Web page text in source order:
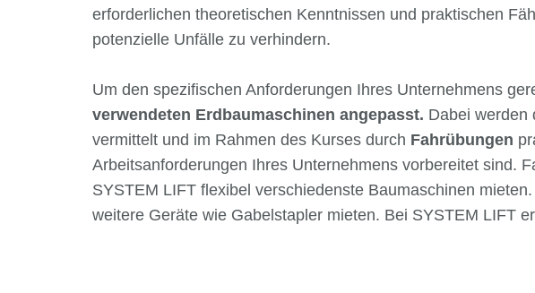
erforderlichen theoretischen Kenntnissen und praktischen
potenzielle Unfälle zu verhindern.
Um den spezifischen Anforderungen Ihres Unternehmens
verwendeten Erdbaumaschinen angepasst. Dabei werden
vermittelt und im Rahmen des Kurses durch Fahrübungen
Arbeitsanforderungen Ihres Unternehmens vorbereitet sind.
SYSTEM LIFT flexibel verschiedenste Baumaschinen
weitere Geräte wie Gabelstapler mieten. Bei SYSTEM LIFT